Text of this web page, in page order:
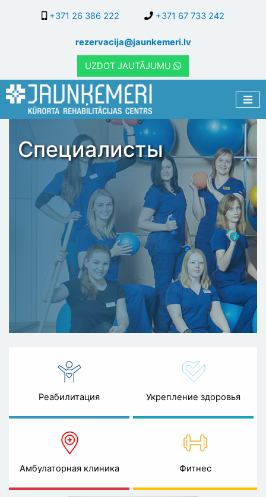
основному
содержанию
+371 26 386 222 +371 67 733 242
rezervacija@jaunkemeri.lv
UZDOT JAUTĀJUMU
Специалисты
Реабилитация Укрепление здоровья
Амбулаторная клиника Фитнес